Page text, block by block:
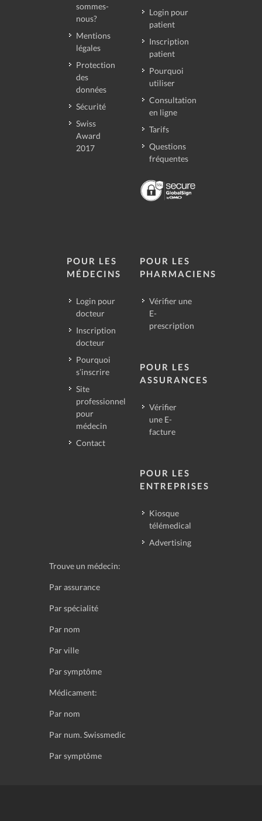
sommes-
nous?
Mentions
légales
Protection
des
données
Sécurité
Swiss
Award
2017
Login pour
patient
Inscription
patient
Pourquoi
utiliser
Consultation
en ligne
Tarifs
Questions
fréquentes
POUR LES
MÉDECINS
Login pour
docteur
Inscription
docteur
Pourquoi
s’inscrire
Site
professionnel
pour
médecin
Contact
POUR LES
PHARMACIENS
Vérifier une
E-
prescription
POUR LES
ASSURANCES
Vérifier
une E-
facture
POUR LES
ENTREPRISES
Kiosque
télémedical
Advertising
Trouve un médecin:
Par assurance
Par spécialité
Par nom
Par ville
Par symptôme
Médicament:
Par nom
Par num. Swissmedic
Par symptôme